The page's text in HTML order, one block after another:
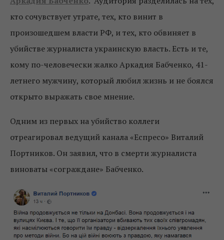
кто сочувствует утрате, тех, кто винит в
произошедшем власти РФ, и тех, кто обвиняет в
убийстве журналиста украинскую власть. Есть и те,
кому по-человечески жалко Аркадия Бабченко, 41-
летнего мужчину, который любил жизнь и не боялся
открыто выражать свое мнение.
Одним из первых на убийство коллеги
отреагировал ведущий канала «Еспресо» Виталий
Портников. Он заявил, что в смерти журналиста
виноваты «сограждане» Бабченко.